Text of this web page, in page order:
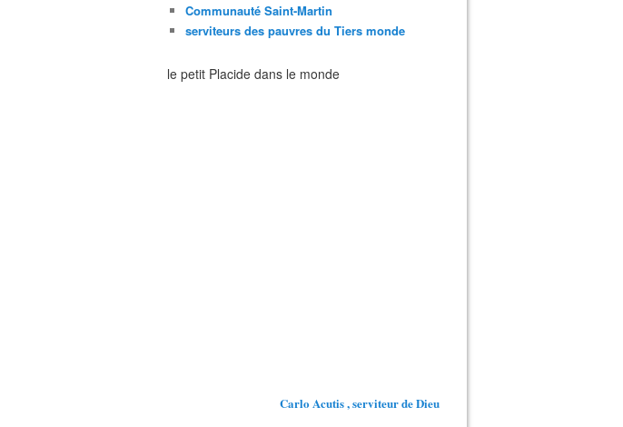
Communauté Saint-Martin
serviteurs des pauvres du Tiers monde
le petit Placide dans le monde
Carlo Acutis , serviteur de Dieu